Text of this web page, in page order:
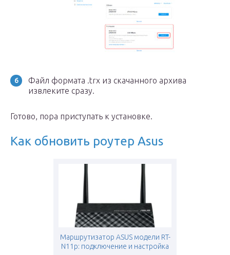
Файл формата .trx из скачанного архива
извлеките сразу.
Готово, пора приступать к установке.
Как обновить роутер Asus
Маршрутизатор ASUS модели RT-
N11p: подключение и настройка